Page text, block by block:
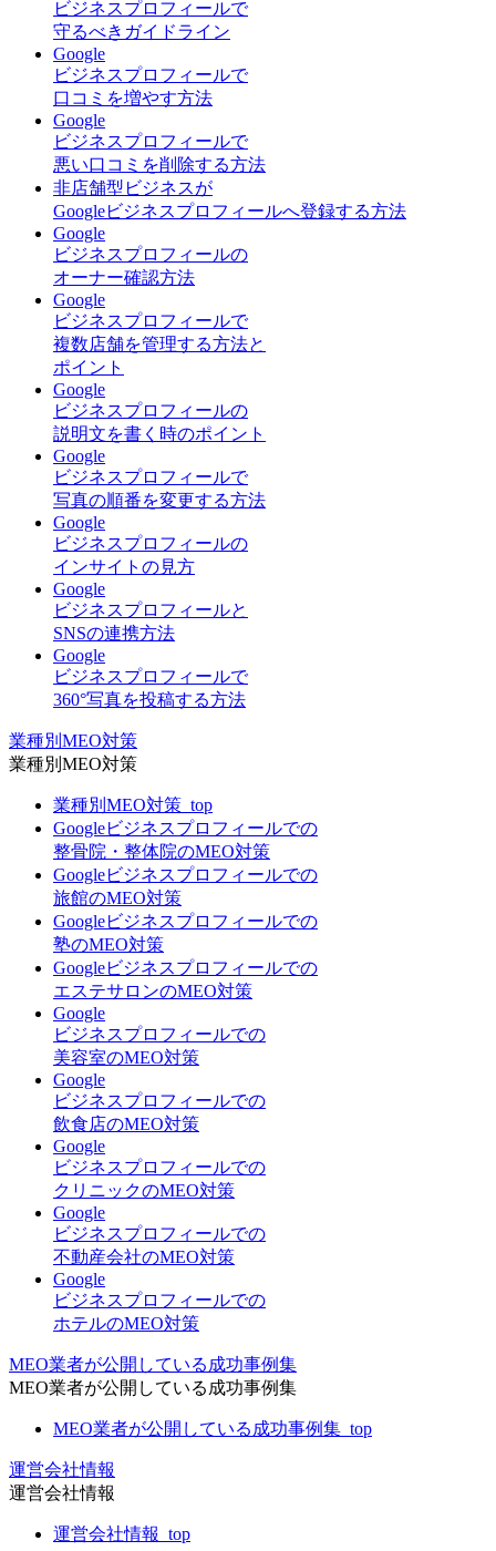
ビジネスプロフィールで
守るべきガイドライン
Google
ビジネスプロフィールで
口コミを増やす方法
Google
ビジネスプロフィールで
悪い口コミを削除する方法
非店舗型ビジネスが
Googleビジネスプロフィールへ登録する方法
Google
ビジネスプロフィールの
オーナー確認方法
Google
ビジネスプロフィールで
複数店舗を管理する方法と
ポイント
Google
ビジネスプロフィールの
説明文を書く時のポイント
Google
ビジネスプロフィールで
写真の順番を変更する方法
Google
ビジネスプロフィールの
インサイトの見方
Google
ビジネスプロフィールと
SNSの連携方法
Google
ビジネスプロフィールで
360°写真を投稿する方法
業種別MEO対策
業種別MEO対策
業種別MEO対策_top
Googleビジネスプロフィールでの
整骨院・整体院のMEO対策
Googleビジネスプロフィールでの
旅館のMEO対策
Googleビジネスプロフィールでの
塾のMEO対策
Googleビジネスプロフィールでの
エステサロンのMEO対策
Google
ビジネスプロフィールでの
美容室のMEO対策
Google
ビジネスプロフィールでの
飲食店のMEO対策
Google
ビジネスプロフィールでの
クリニックのMEO対策
Google
ビジネスプロフィールでの
不動産会社のMEO対策
Google
ビジネスプロフィールでの
ホテルのMEO対策
MEO業者が公開している成功事例集
MEO業者が公開している成功事例集
MEO業者が公開している成功事例集_top
運営会社情報
運営会社情報
運営会社情報_top